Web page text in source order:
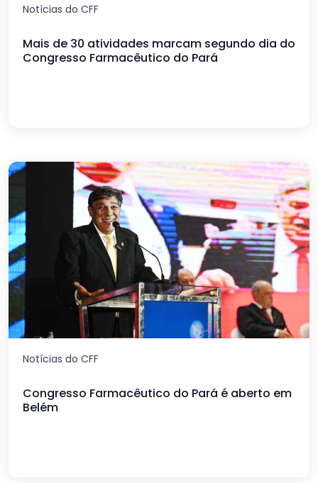
Notícias do CFF
Mais de 30 atividades marcam segundo dia do
Congresso Farmacêutico do Pará
Notícias do CFF
Congresso Farmacêutico do Pará é aberto em
Belém